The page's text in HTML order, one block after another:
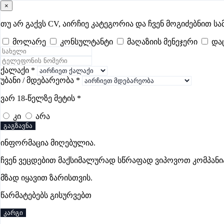
samushao
შესვლა
ყველა - 737 Remote Worldwide - 289 დღევანდელი - 0
საოფისის ვაკანსიები ზუგდიდში
ვაკანსიები არ მოიძებნა „საოფისის ვაკანსიები
Eurobrand
პრემიუმი
×
თუ არ გაქვს CV, აირჩიე კატეგორია და ჩვენ მოგიძებნით
მოლარე კონსულტანტი მაღაზიის მენეჯერი
ქალაქი *
უბანი / მდებარეობა *
ვარ 18-წელზე მეტის *
კი არა
გაგზავნა
ინფორმაცია მიღებულია.
ჩვენ ვეცდებით მაქსიმალურად სწრაფად ვიპოვოთ
მზად იყავით ზარისთვის.
წარმატებებს გისურვებთ
კარგი